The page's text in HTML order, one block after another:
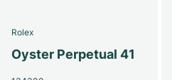
Rolex
Oyster Perpetual 41